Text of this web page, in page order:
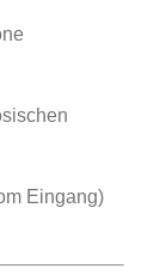
Eingang)